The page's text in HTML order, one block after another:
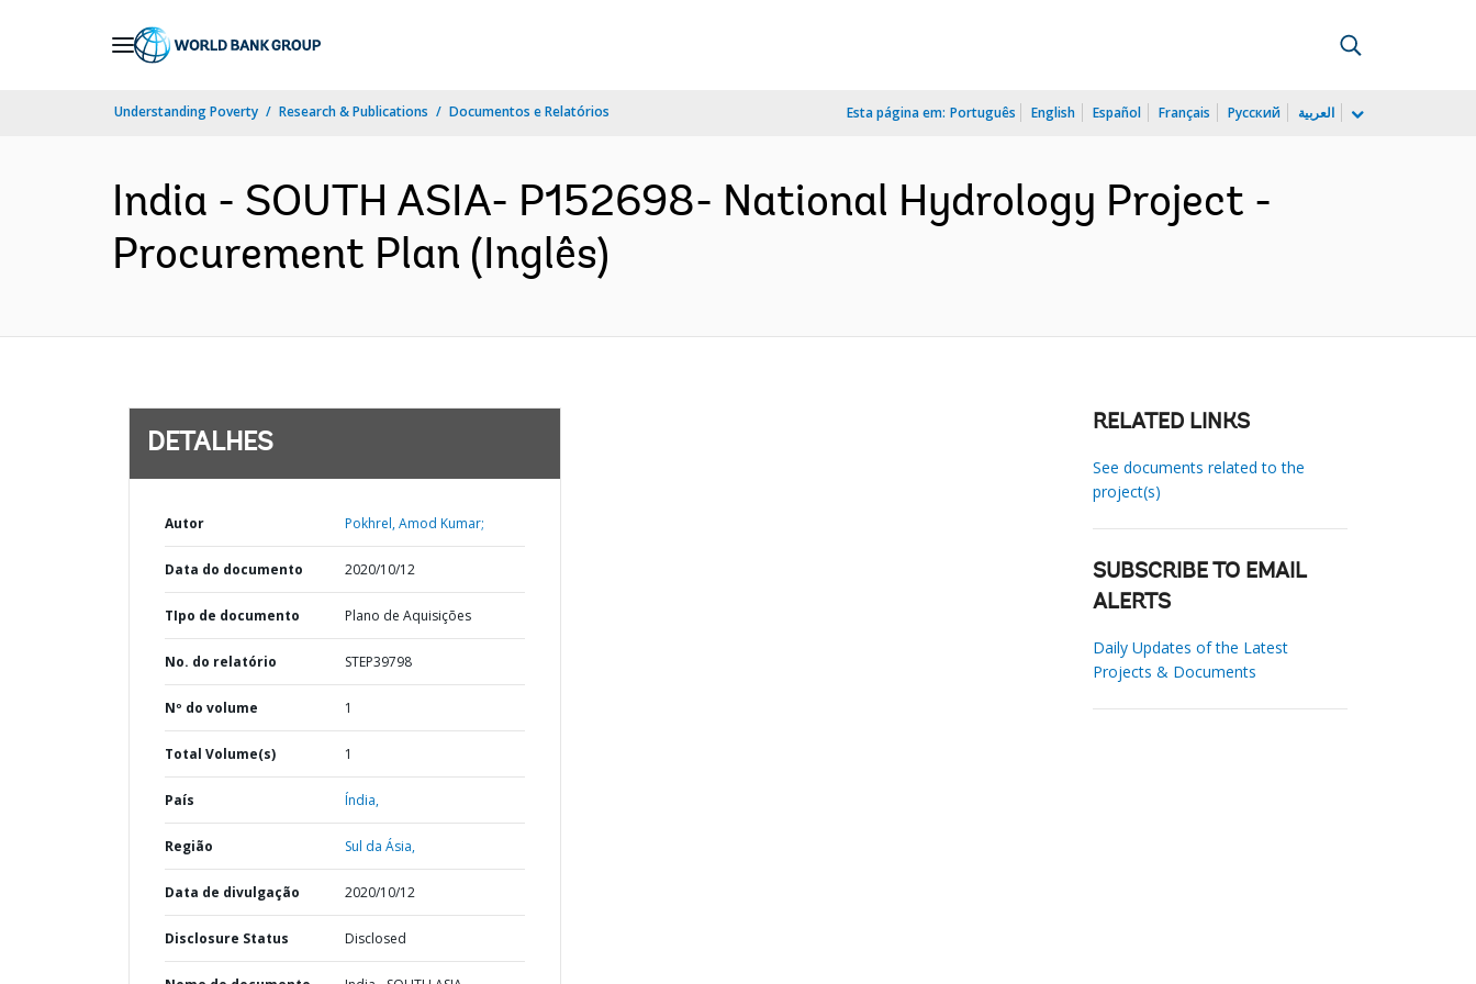
Understanding Poverty Research & Publications Documentos e Relatórios Esta página em: Português English Español Français Русский العربية
India - SOUTH ASIA- P152698- National Hydrology Project -
Procurement Plan (Inglês)
DETALHES
Autor Pokhrel, Amod Kumar;
Data do documento 2020/10/12
TIpo de documento Plano de Aquisições
No. do relatório STEP39798
Nº do volume 1
Total Volume(s) 1
País Índia,
Região Sul da Ásia,
Data de divulgação 2020/10/12
Disclosure Status Disclosed
RELATED LINKS
See documents related to the
project(s)
SUBSCRIBE TO EMAIL
ALERTS
Daily Updates of the Latest
Projects & Documents